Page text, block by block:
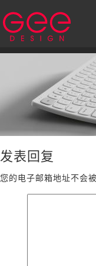
发表回复
您的电子邮箱地址不会被